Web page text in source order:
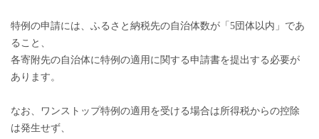
特例の申請には、ふるさと納税先の自治体数が「5団体以内」であ
ること、
各寄附先の自治体に特例の適用に関する申請書を提出する必要が
あります。
なお、ワンストップ特例の適用を受ける場合は所得税からの控除
は発生せず、